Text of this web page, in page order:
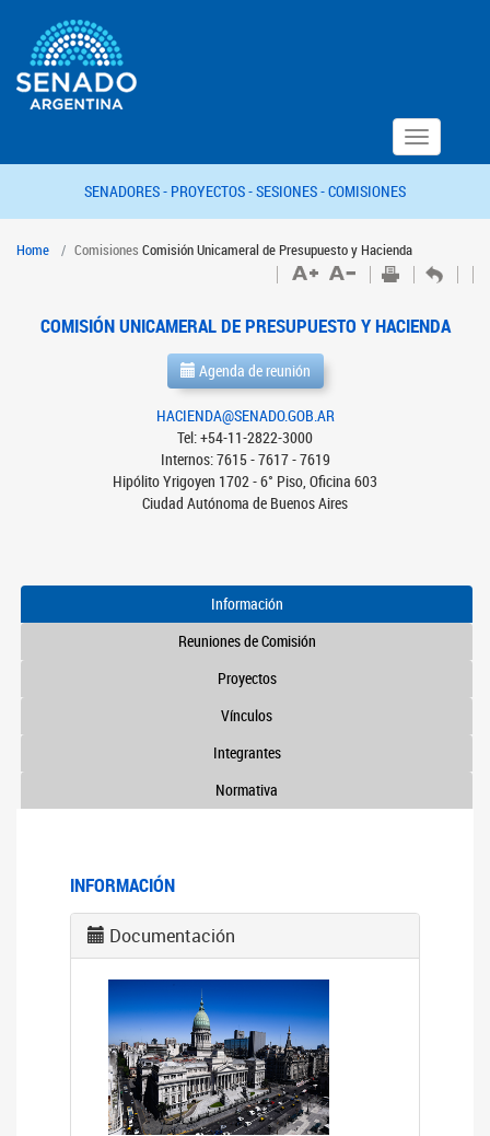
Toggle
navigation
SENADORES - PROYECTOS -SESIONES -COMISIONES
Home Comisiones Comisión Unicameral de Presupuesto y Hacienda
COMISIÓN UNICAMERAL DE PRESUPUESTO Y HACIENDA
Agenda de reunión
HACIENDA@SENADO.GOB.AR
Tel: +54-11-2822-3000
Internos: 7615 - 7617 - 7619
Hipólito Yrigoyen 1702 - 6° Piso, Oficina 603
Ciudad Autónoma de Buenos Aires
Información
Reuniones de Comisión
Proyectos
Vínculos
Integrantes
Normativa
INFORMACIÓN
Documentación